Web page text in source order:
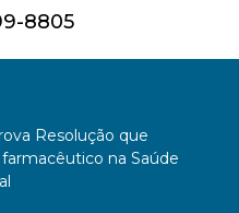
8805
Resolução que
na Saúde